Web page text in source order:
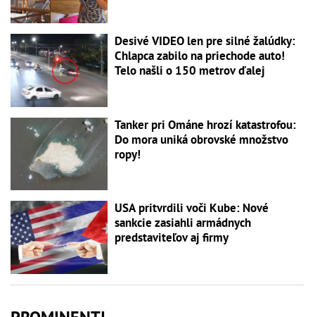
Desivé VIDEO len pre silné žalúdky:
Chlapca zabilo na priechode auto!
Telo našli o 150 metrov ďalej
Tanker pri Ománe hrozí katastrofou:
Do mora uniká obrovské množstvo
ropy!
USA pritvrdili voči Kube: Nové
sankcie zasiahli armádnych
predstaviteľov aj firmy